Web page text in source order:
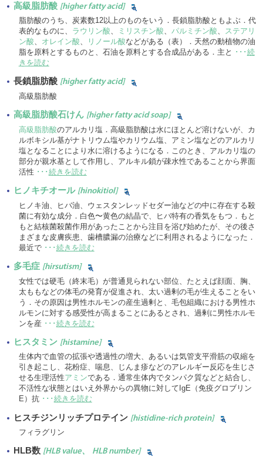
高級脂肪酸 [higher fatty acid]
脂肪酸のうち、炭素数12以上のものをいう．長鎖脂肪酸ともよぶ．代
表的なものに、 ラウリン酸、 ミリスチン酸、 パルミチン酸、 ステアリ
ン酸、 オレイン酸、 リノール酸などがある（表）．天然の動植物の油
脂を原料とするものと、石油を原料とする合成品がある．主と ･･･ 続
きを読む
長鎖脂肪酸 [higher fatty acid]
高級脂肪酸
高級脂肪酸石けん [higher fatty acid soap]
高級脂肪酸のアルカリ塩．高級脂肪酸は水にほとんど溶けないが、カ
ルボキシル基がナトリウム塩やカリウム塩、アミン塩などのアルカリ
塩となることにより水に溶けるようになる．このとき、アルカリ塩の
部分が親水基として作用し、アルキル鎖が疎水性であることから界面
活性 ･･･ 続きを読む
ヒノキチオール [hinokitiol]
ヒノキ油、ヒバ油、ウェスタンレッドセダー油などの中に存在する殺
菌に有効な成分．白色〜黄色の結晶で、ヒバ特有の香気をもつ．もと
もと結核菌殺菌作用があったことから注目を浴び始めたが、その後さ
まざまな皮膚疾患、歯槽膿漏の治療などに利用されるようになった．
最近で ･･･ 続きを読む
多毛症 [hirsutism]
女性では硬毛（終末毛）が普通見られない部位、たとえば顔面、胸、
太ももなどの体毛の発育が促進され、太い過剰の毛が生えることをい
う．その原因は男性ホルモンの産生過剰と、毛包組織における男性ホ
ルモンに対する感受性が高まることにあるとされ、過剰に男性ホルモ
ンを産 ･･･ 続きを読む
ヒスタミン [histamine]
生体内で血管の拡張や透過性の増大、あるいは気管支平滑筋の収縮を
引き起こし、花粉症、喘息、じんま疹などのアレルギー反応を生じさ
せる生理活性アミンである．通常生体内でタンパク質などと結合し、
不活性な状態とはいえ外界からの異物に対してIgE（免疫グロブリン
E）抗 ･･･ 続きを読む
ヒスチジンリッチプロテイン [histidine-rich protein]
フィラグリン
HLB数 [HLB value、 HLB number]